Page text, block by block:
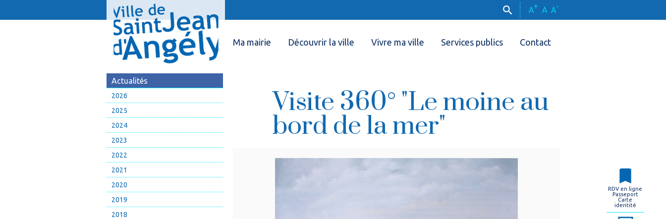
A+ A A-
Ma mairie Découvrir la ville Vivre ma ville Services publics Contact
Actualités
2026
2025
2024
2023
2022
2021
2020
2019
2018
Visite 360° "Le moine au
bord de la mer"
RDV en ligne
Passeport
Carte
identité